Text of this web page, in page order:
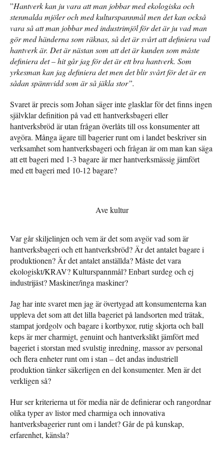
”Hantverk kan ju vara att man jobbar med ekologiska och
stenmalda mjöler och med kulturspannmål men det kan också
vara så att man jobbar med industrimjöl för det är ju vad man
gör med händerna som räknas, så det är svårt att definiera vad
hantverk är. Det är nästan som att det är kunden som måste
definiera det – hit går jag för det är ett bra hantverk. Som
yrkesman kan jag definiera det men det blir svårt för det är en
sådan spännvidd som är så jäkla stor”.
Svaret är precis som Johan säger inte glasklar för det finns ingen
självklar definition på vad ett hantverksbageri eller
hantverksbröd är utan frågan överlåts till oss konsumenter att
avgöra. Många ägare till bagerier runt om i landet beskriver sin
verksamhet som hantverksbageri och frågan är om man kan säga
att ett bageri med 1-3 bagare är mer hantverksmässig jämfört
med ett bageri med 10-12 bagare?
Ave kultur
Var går skiljelinjen och vem är det som avgör vad som är
hantverksbageri och ett hantverksbröd? Är det antalet bagare i
produktionen? Är det antalet anställda? Måste det vara
ekologiskt/KRAV? Kulturspannmål? Enbart surdeg och ej
industrijäst? Maskiner/inga maskiner?
Jag har inte svaret men jag är övertygad att konsumenterna kan
uppleva det som att det lilla bageriet på landsorten med trätak,
stampat jordgolv och bagare i kortbyxor, rutig skjorta och ball
keps är mer charmigt, genuint och hantverkslikt jämfört med
bageriet i storstan med svulstig inredning, massor av personal
och flera enheter runt om i stan – det andas industriell
produktion tänker säkerligen en del konsumenter. Men är det
verkligen så?
Hur ser kriterierna ut för media när de definierar och rangordnar
olika typer av listor med charmiga och innovativa
hantverksbagerier runt om i landet? Går de på kunskap,
erfarenhet, känsla?